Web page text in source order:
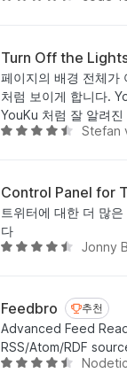
점
에
4
.
3
Turn Off the
페이지의 배경 전체가
처럼 보이게 합니다.
YouKu 처럼 잘 알려
5
점
에
4
.
Stefan
Control Panel for
트위터에 대한 더 많
다
5
점
에
4
.
Jonny
Feedbro 추천
추천
Advanced Feed
RSS/Atom/RDF
5